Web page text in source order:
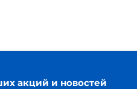
акций и новостей